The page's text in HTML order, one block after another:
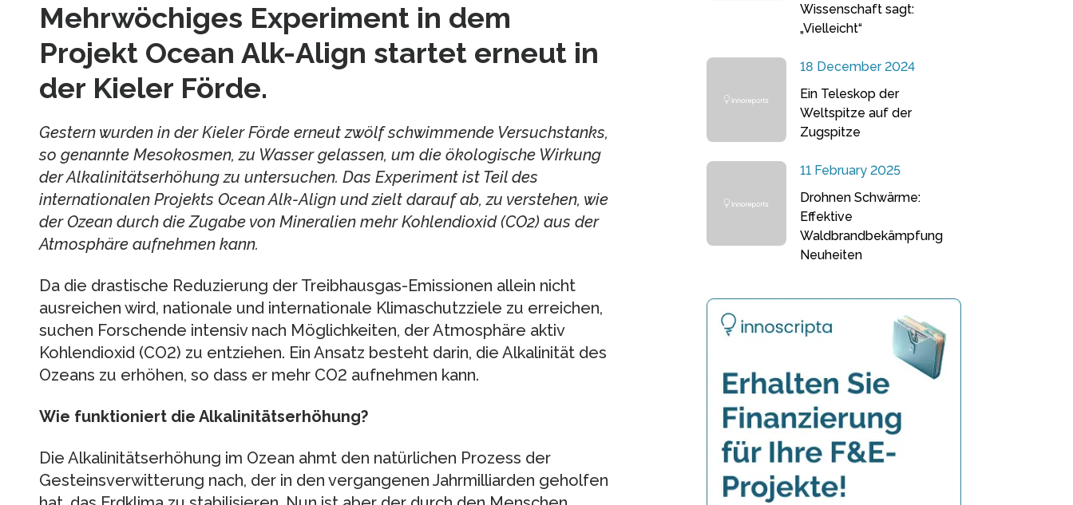
Mehrwöchiges Experiment in dem
Projekt Ocean Alk-Align startet erneut in
der Kieler Förde.
Gestern wurden in der Kieler Förde erneut zwölf schwimmende Versuchstanks,
so genannte Mesokosmen, zu Wasser gelassen, um die ökologische Wirkung
der Alkalinitätserhöhung zu untersuchen. Das Experiment ist Teil des
internationalen Projekts Ocean Alk-Align und zielt darauf ab, zu verstehen, wie
der Ozean durch die Zugabe von Mineralien mehr Kohlendioxid (CO2) aus der
Atmosphäre aufnehmen kann.
Da die drastische Reduzierung der Treibhausgas-Emissionen allein nicht
ausreichen wird, nationale und internationale Klimaschutzziele zu erreichen,
suchen Forschende intensiv nach Möglichkeiten, der Atmosphäre aktiv
Kohlendioxid (CO2) zu entziehen. Ein Ansatz besteht darin, die Alkalinität des
Ozeans zu erhöhen, so dass er mehr CO2 aufnehmen kann.
Wie funktioniert die Alkalinitätserhöhung?
Die Alkalinitätserhöhung im Ozean ahmt den natürlichen Prozess der
Gesteinsverwitterung nach, der in den vergangenen Jahrmilliarden geholfen
Wissenschaft sagt:
„Vielleicht“
18 December 2024
Ein Teleskop der
Weltspitze auf der
Zugspitze
11 February 2025
Drohnen Schwärme:
Effektive
Waldbrandbekämpfung
Neuheiten